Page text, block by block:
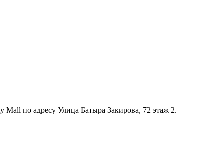
по адресу Улица Батыра Закирова, 7​2 этаж 2.